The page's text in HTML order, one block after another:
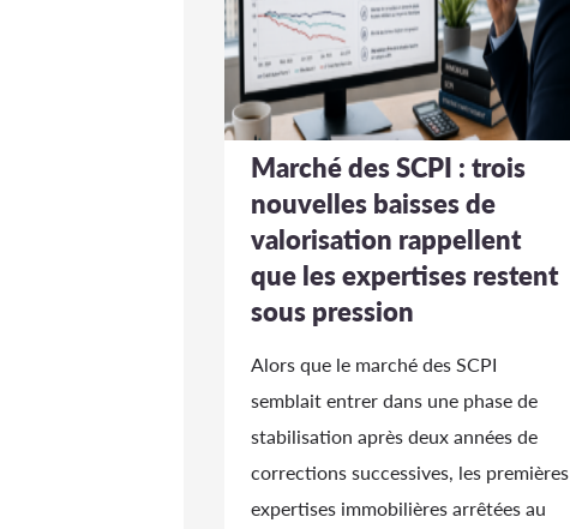
Marché des SCPI : trois
nouvelles baisses de
valorisation rappellent
que les expertises restent
sous pression
Alors que le marché des SCPI
semblait entrer dans une phase de
stabilisation après deux années de
corrections successives, les premières
expertises immobilières arrêtées au